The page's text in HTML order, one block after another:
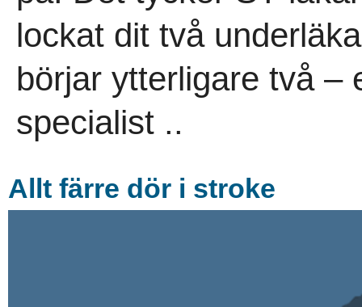
lockat dit två
börjar ytterligare två –
specialist ..
Allt färre dör i stroke